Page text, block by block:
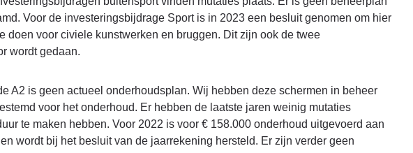
Voor de investeringsbijdrage Sport is in 2023 een besluit genomen om hier
doen voor civiele kunstwerken en bruggen. Dit zijn ook de twee
wordt gedaan.
A2 is geen actueel onderhoudsplan. Wij hebben deze schermen in beheer
voor het onderhoud. Er hebben de laatste jaren weinig mutaties
te maken hebben. Voor 2022 is voor € 158.000 onderhoud uitgevoerd aan
wordt bij het besluit van de jaarrekening hersteld. Er zijn verder geen